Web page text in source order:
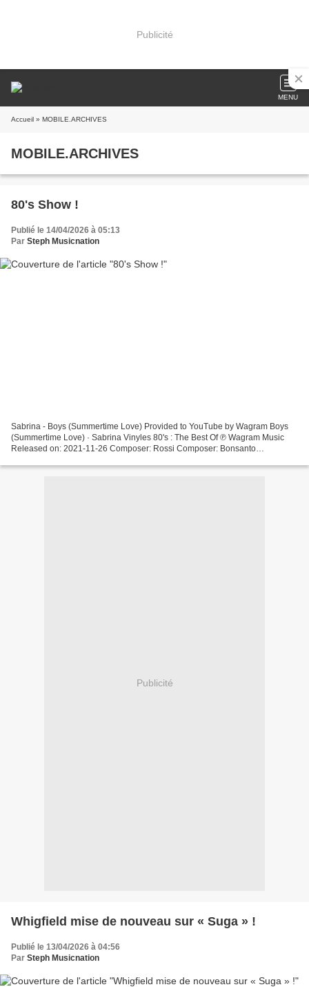
Publicité
MENU
Accueil » MOBILE.ARCHIVES
MOBILE.ARCHIVES
80's Show !
Publié le 14/04/2026 à 05:13
Par Steph Musicnation
Sabrina - Boys (Summertime Love) Provided to YouTube by Wagram Boys
(Summertime Love) · Sabrina Vinyles 80's : The Best Of ℗ Wagram Music
Released on: 2021-11-26 Composer: Rossi Composer: Bonsanto
Publicité
Whigfield mise de nouveau sur « Suga » !
Publié le 13/04/2026 à 04:56
Par Steph Musicnation